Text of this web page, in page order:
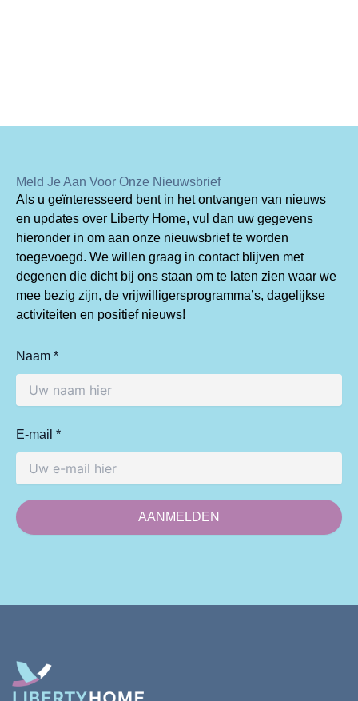
Meld Je Aan Voor Onze Nieuwsbrief
Als u geïnteresseerd bent in het ontvangen van nieuws
en updates over Liberty Home, vul dan uw gegevens
hieronder in om aan onze nieuwsbrief te worden
toegevoegd. We willen graag in contact blijven met
degenen die dicht bij ons staan om te laten zien waar we
mee bezig zijn, de vrijwilligersprogramma’s, dagelijkse
activiteiten en positief nieuws!
Naam *
E-mail *